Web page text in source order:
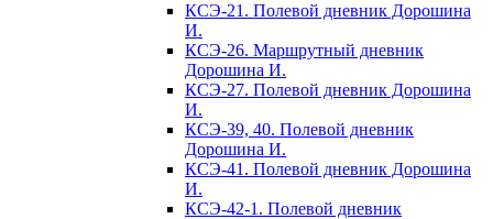
КСЭ-21. Полевой дневник Дорошина
И.
КСЭ-26. Маршрутный дневник
Дорошина И.
КСЭ-27. Полевой дневник Дорошина
И.
КСЭ-39, 40. Полевой дневник
Дорошина И.
КСЭ-41. Полевой дневник Дорошина
И.
КСЭ-42-1. Полевой дневник